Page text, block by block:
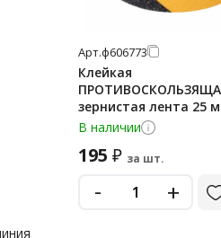
Арт.ф606773
Клейкая
зернистая лента 25
ЧЕРНО-ЖЕЛТАЯ,
BRAUBERG, 606773
В наличии
195 ₽ за шт.
- +